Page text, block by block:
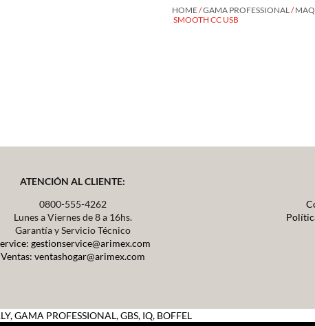
HOME/GAMA PROFESSIONAL/
SMOOTH CC USB
ATENCIÓN AL CLIENTE:
0800-555-4262
Lunes a Viernes de 8 a 16hs.
Garantía y Servicio Técnico
gestionservice@arimex.com
Ventas: ventashogar@arimex.com
GAMA PROFESSIONAL, GBS, IQ, BOFFEL